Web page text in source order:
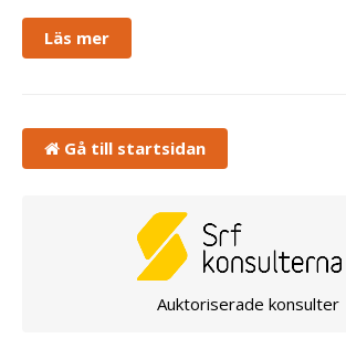
Läs mer
Gå till startsidan
Auktoriserade konsulter